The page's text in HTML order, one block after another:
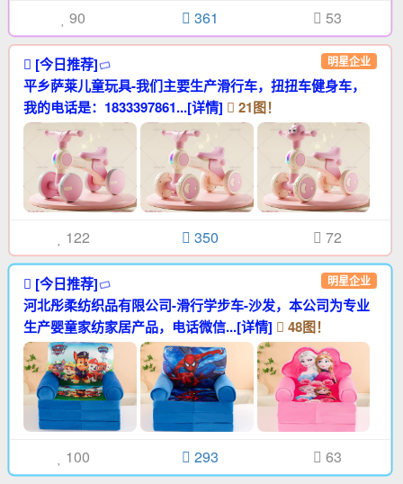
90 361 53
[今日推荐] 明星企业
平乡萨莱儿童玩具-我们主要生产滑行车，扭扭车健身车，
我的电话是：1833397861...[详情]
21图！
122 350 72
[今日推荐] 明星企业
河北彤柔纺织品有限公司-滑行学步车-沙发，本公司为专业
生产婴童家纺家居产品，电话微信...[详情]
48图！
100 293 63